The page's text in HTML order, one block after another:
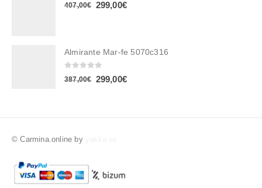
407,00€ 299,00€
Almirante Mar-fe 5070c316
out of 5
387,00€ 299,00€
© Carmina.online by